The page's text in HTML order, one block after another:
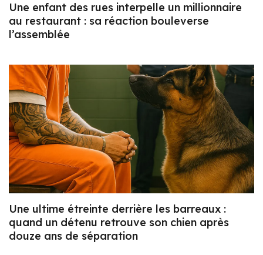
Une enfant des rues interpelle un millionnaire
au restaurant : sa réaction bouleverse
l’assemblée
Une ultime étreinte derrière les barreaux :
quand un détenu retrouve son chien après
douze ans de séparation